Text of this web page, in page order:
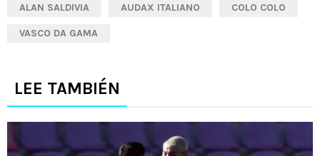
ALAN SALDIVIA AUDAX ITALIANO COLO COLO
VASCO DA GAMA
LEE TAMBIÉN